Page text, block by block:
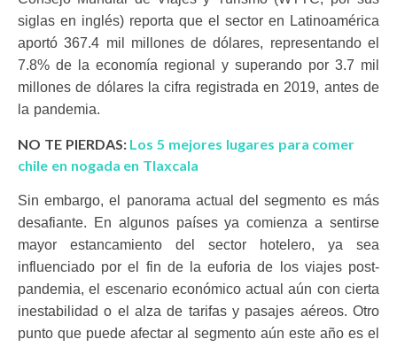
siglas en inglés) reporta que el sector en Latinoamérica
aportó 367.4 mil millones de dólares, representando el
7.8% de la economía regional y superando por 3.7 mil
millones de dólares la cifra registrada en 2019, antes de
la pandemia.
NO TE PIERDAS: Los 5 mejores lugares para comer
chile en nogada en Tlaxcala
Sin embargo, el panorama actual del segmento es más
desafiante. En algunos países ya comienza a sentirse
mayor estancamiento del sector hotelero, ya sea
influenciado por el fin de la euforia de los viajes post-
pandemia, el escenario económico actual aún con cierta
inestabilidad o el alza de tarifas y pasajes aéreos. Otro
punto que puede afectar al segmento aún este año es el